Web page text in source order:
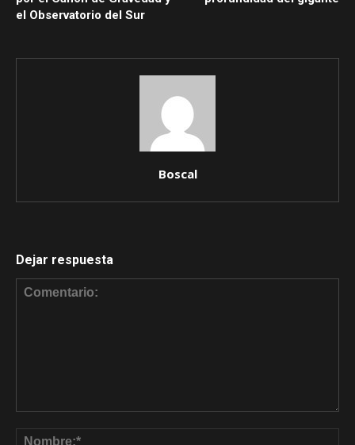
el Observatorio del Sur
Boscal
Dejar respuesta